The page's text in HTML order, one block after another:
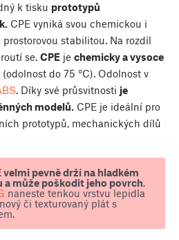
k tisku prototypů
CPE vyniká svou chemickou i
stabilitou. Na rozdíl
se. CPE je chemicky a vysoce
do 75 °C). Odolnost v
. Díky své průsvitnosti je
modelů. CPE je ideální pro
prototypů, mechanických dílů
velmi pevně drží na hladkém
a může poškodit jeho povrch.
naneste tenkou vrstvu lepidla
či texturovaný plát s